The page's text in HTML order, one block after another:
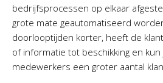
bedrijfsprocessen op elkaar
grote mate geautomatiseerd
doorlooptijden korter, heeft de
of informatie tot beschikking en
medewerkers een groter aantal